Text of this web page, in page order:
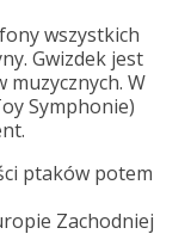
wszystkich
Gwizdek jest
W
Symphonie)
ptaków potem
Zachodniej